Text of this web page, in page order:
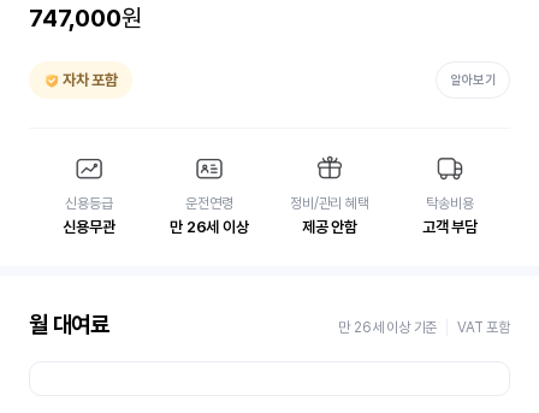
747,000원
자차 포함 알아보기
신용등급
신용무관
운전연령
만 26세 이상
정비/관리 혜택
제공 안함
탁송비용
고객 부담
월 대여료 만 26세 이상 기준 VAT 포함